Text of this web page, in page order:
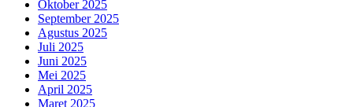
Oktober 2025
September 2025
Agustus 2025
Juli 2025
Juni 2025
Mei 2025
April 2025
Maret 2025